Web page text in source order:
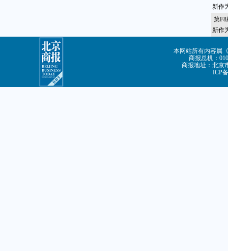
新作
第F8
新作
本网站所有内容属
商报总机：
商报地址：北京
ICP